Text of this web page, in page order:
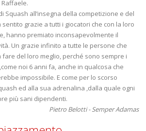
Squash all’insegna della competizione e del
grazie a tutti i giocatori che con la loro
hanno premiato inconsapevolmente il
Un grazie infinito a tutte le persone che
del loro meglio, perché sono sempre i
noi 6 anni fa, anche in qualcosa che
impossibile. E come per lo scorso
ed alla sua adrenalina ,dalla quale ogni
più sani dipendenti.
Pietro Belotti -Semper Adamas